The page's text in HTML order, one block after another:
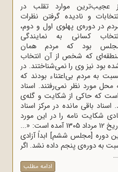
عجیب‌ترین موارد تقلب در
و نادیده گرفتن نظرات
در دوره‌ی پهلوی اول و دوم،
کسانی به نمایندگی
بود که مردم همان
که شخص از آن انتخاب
بود نیز وی را نمی‌شناختند. در
به مردم بی‌اعتناء بودند که
محل مورد نظر نمی‌رفتند. اسناد
است که حاکی از شکایت و گله‌ی
باقی مانده در مرکز اسناد
شکایت نامه را در این مورد
نشان می‌دهد. در سندی به تاریخ 12 مرداد 1305 آمده است: «...
دوره [مجلس ششم] ابداً آزادی
به دوره‌ی پنجم داده نشد. اگر
ادامه مطلب